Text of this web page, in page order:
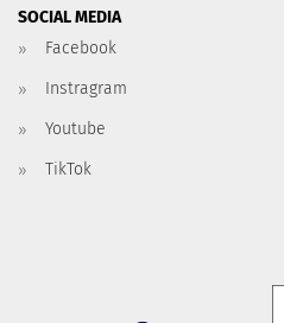
SOCIAL MEDIA
Facebook
Instragram
Youtube
TikTok